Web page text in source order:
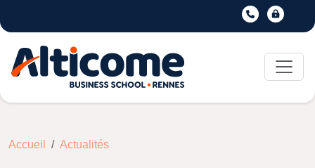
Accueil Actualités